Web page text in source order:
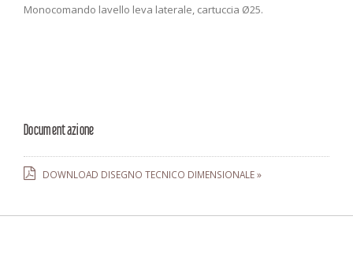
Monocomando lavello leva laterale, cartuccia Ø25.
Documentazione
DOWNLOAD DISEGNO TECNICO DIMENSIONALE »